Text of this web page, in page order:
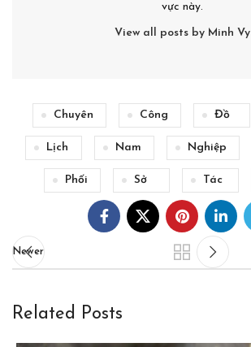
vực này.
View all posts by Minh Vy
Chuyên Công Đồ
Lịch Nam Nghiệp
Phối Sở Tác
Newer
Related Posts